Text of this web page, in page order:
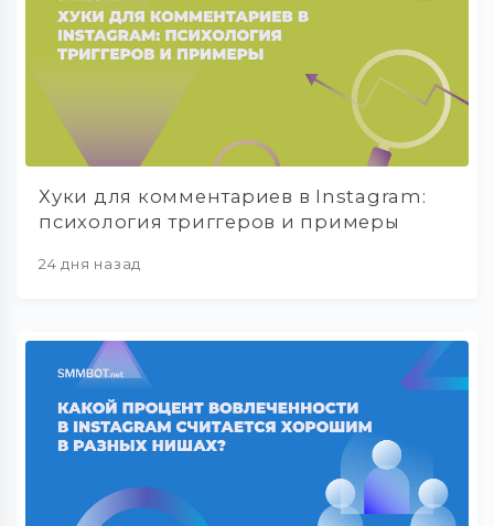
Хуки для комментариев в Instagram:
психология триггеров и примеры
24 дня назад